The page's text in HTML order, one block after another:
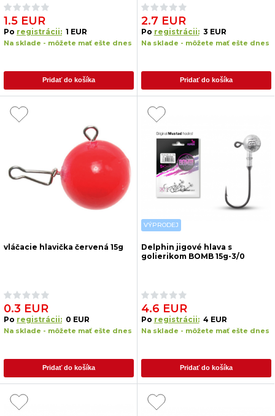
1.5 EUR
Po registrácii: 1 EUR
Na sklade - môžete mať ešte dnes
Pridať do košíka
2.7 EUR
Po registrácii: 3 EUR
Na sklade - môžete mať ešte dnes
Pridať do košíka
vláčacie hlavička červená 15g
0.3 EUR
Po registrácii: 0 EUR
Na sklade - môžete mať ešte dnes
Pridať do košíka
VÝPRODEJ
Delphin jigové hlava s
golierikom BOMB 15g-3/0
4.6 EUR
Po registrácii: 4 EUR
Na sklade - môžete mať ešte dnes
Pridať do košíka